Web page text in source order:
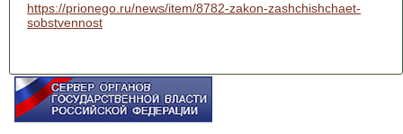
https://prionego.ru/news/item/8782-zakon-zashchishchaet-
sobstvennost